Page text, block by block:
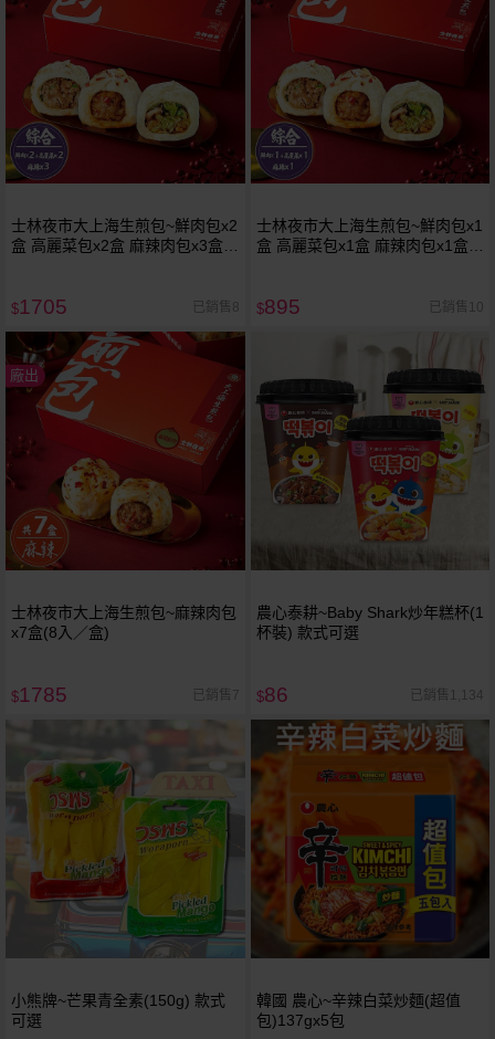
士林夜市大上海生煎包~鮮肉包x2
盒 高麗菜包x2盒 麻辣肉包x3盒(8
$1705 已銷售8
士林夜市大上海生煎包~鮮肉包x1
盒 高麗菜包x1盒 麻辣肉包x1盒(8
$895 已銷售10
廠出
士林夜市大上海生煎包~麻辣肉包
x7盒(8入／盒)
$1785 已銷售7
農心泰耕~Baby Shark炒年糕杯(1
杯裝) 款式可選
$86 已銷售1,134
小熊牌~芒果青全素(150g) 款式
可選
韓國 農心~辛辣白菜炒麵(超值
包)137gx5包